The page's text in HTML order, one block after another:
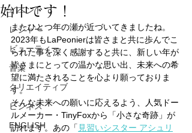
イベント
レジャー
ビューティー
音楽
クリエイティブ
ビジネス
ENGLISH
始中です！
またひとつ年の瀬が近づいてきましたね。
2023年もLaPeonierは皆さまと共に歩んでこ
られた事を深く感謝すると共に、新しい年が
皆さまにとっての温かな思い出、未来への希
望に満たされることを心より願っておりま
す。
そんな未来への願いに応えるよう、
人気ドー
ルメーカー・ TinyFoxから「小さな奇跡」が
訪れます。あの「 見習いシスター アシュリ